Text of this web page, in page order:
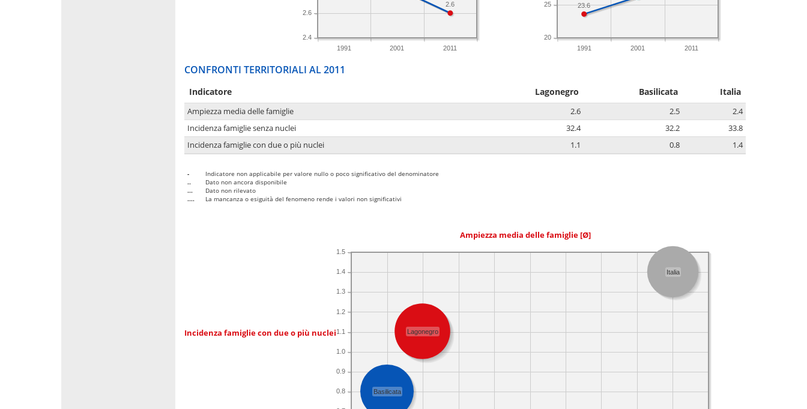
1991 2001 2011
2.4
2.6
2.6
1991 2001 2011
20
25 23.6
CONFRONTI TERRITORIALI AL 2011
Indicatore Lagonegro Basilicata Italia
Ampiezza media delle famiglie 2.6 2.5
2.4
Incidenza famiglie senza nuclei
32.4 32.2
33.8
Incidenza famiglie con due o più nuclei
1.1 0.8 1.4
-
Indicatore non applicabile per valore nullo o poco significativo del denominatore
..
Dato non ancora disponibile
...
Dato non rilevato
....
La mancanza o esiguità del fenomeno rende i valori non significativi
Ampiezza media delle famiglie [Ø]
Incidenza famiglie con due o più nuclei
0.8
0.9
1.0
1.1
1.2
1.3
1.4
1.5
Lagonegro
Basilicata
Italia